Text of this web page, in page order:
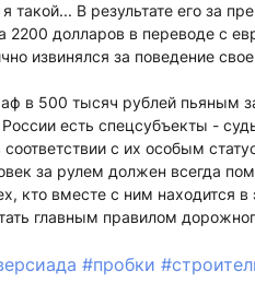
такой... В результате его за
2200 долларов в переводе с
извинялся за поведение
в 500 тысяч рублей пьяным
есть спецсубъекты -
с их особым
за рулем должен всегда
кто вместе с ним находится
главным правилом
#пробки